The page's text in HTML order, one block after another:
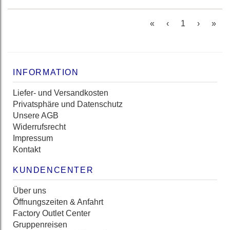
« ‹ 1 (current)
› »
INFORMATION
Liefer- und Versandkosten
Privatsphäre und Datenschutz
Unsere AGB
Widerrufsrecht
Impressum
Kontakt
KUNDENCENTER
Über uns
Öffnungszeiten & Anfahrt
Factory Outlet Center
Gruppenreisen